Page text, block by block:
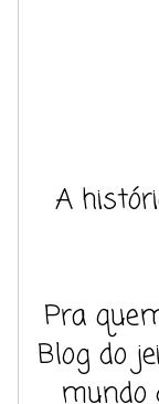
A
Pra
Blog do
mundo